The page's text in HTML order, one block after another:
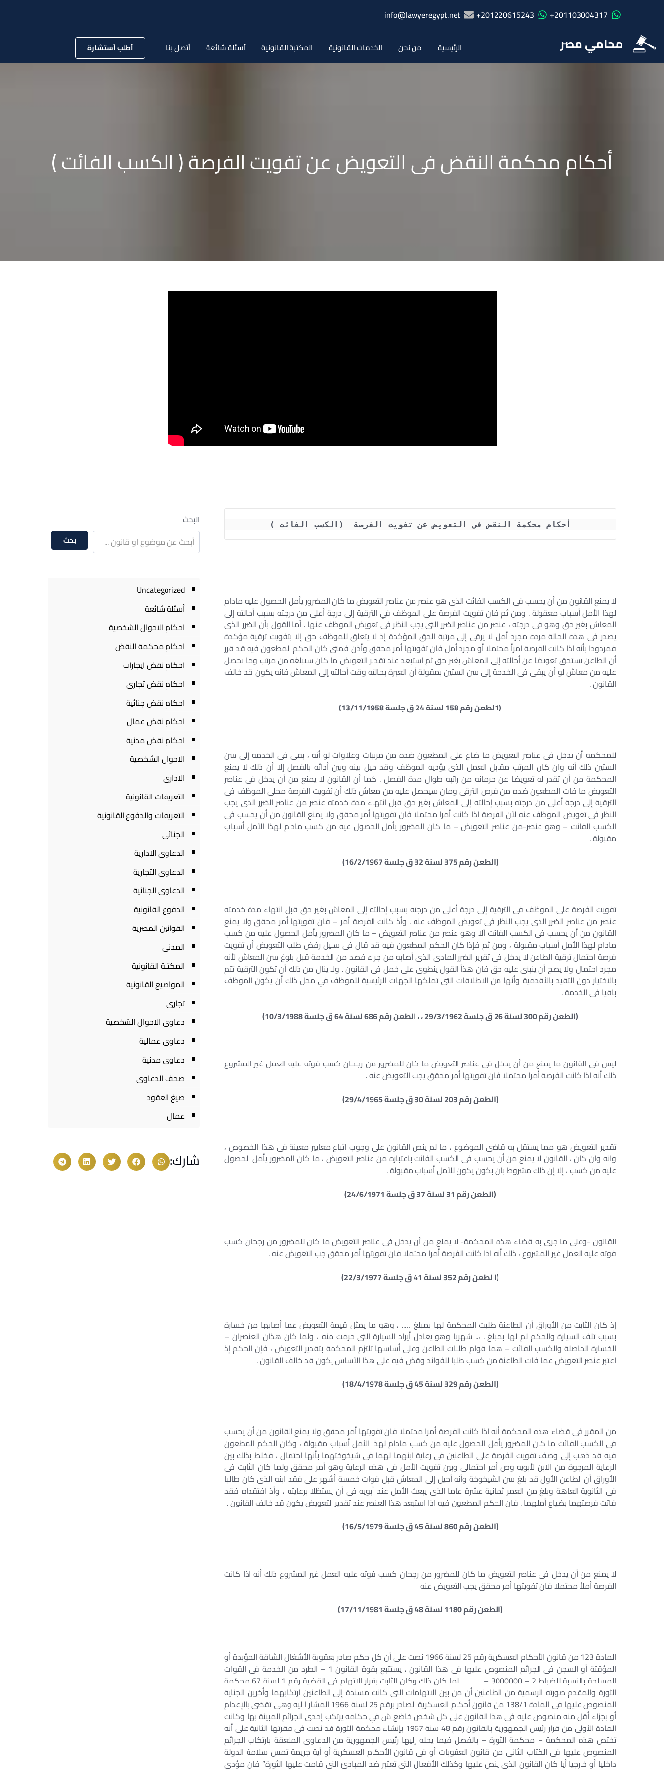
201103004317+
201220615243+
info@lawyeregypt.net
محامي مصر الرئيسية من نحن الخدمات القانونية المكتبة القانونية أسئلة شائعة أتصل بنا أطلب أستشارة
أحكام محكمة النقض فى التعويض عن تفويت الفرصة ( الكسب الفائت )
أحكام محكمة النقض فى التعويض عن تفويت الفرصة  (الكسب الفائت )
لا يمنع القانون من أن يحسب فى الكسب الفائت الذى هو عنصر من عناصر التعويض ما كان المضرور يأمل الحصول عليه مادام
لهذا الأمل أسباب معقولة . ومن ثم فان تفويت الفرصة على الموظف في الترقية إلى درجة أعلى من درجته بسبب أحالته إلى
المعاش بغير حق وهو فى درجته ، عنصر من عناصر الضرر التى يجب النظر فى تعويض الموظف عنها . أما القول بأن الضرر الذى
يصدر فى هذه الحالة مرده مجرد أمل لا يرقى إلى مرتبة الحق المؤكدة إذ لا يتعلق للموظف حق إلا بتفويت ترقية مؤكدة
فمردودا بأنه اذا كانت الفرصة امرأ محتملا أو مجرد أمل فان تفويتها أمر محقق وأذن فمتى كان الحكم المطعون فيه قد قرر
أن الطاعن يستحق تعويضا عن أحالته إلى المعاش بغير حق ثم استبعد عند تقدير التعويض ما كان سيبلغه من مرتب وما يحصل
عليه من معاش لو أن يبقى فى الخدمة إلى سن الستين بمقولة أن العبرة بحالته وقت أحالته إلى المعاش فانه يكون قد خالف
القانون .
(1لطعن رقم 158 لسنة 24 ق جلسة 13/11/1958)
للمحكمة أن تدخل فى عناصر التعويض ما ضاع على المطعون ضده من مرتبات وعلاوات لو أنه ، بقى فى الخدمة إلى سن
الستين ذلك أنه وان كان المرتب مقابل العمل الذى يؤديه الموظف وقد حيل بينه وبين أدائه بالفصل إلا أن ذلك لا يمنع
المحكمة من أن تقدر له تعويضا عن حرمانه من راتبه طوال مدة الفصل . كما أن القانون لا يمنع من أن يدخل فى عناصر
التعويض ما فات المطعون ضده من فرص الترقى ومان سيحصل عليه من معاش ذلك أن تفويت الفرصة محلى الموظف فى
الترقية إلى درجة أعلى من درجته بسبب إحالته إلى المعاش بغير حق قبل انتهاء مدة خدمته عنصر من عناصر الضرر الذى يجب
النظر فى تعويض الموظف عنه لأن الفرصة اذا كانت أمرا محتملا فان تفويتها أمر محقق ولا يمنع القانون من أن يحسب فى
الكسب الفائت – وهو عنصر-من عناصر التعويض – ما كان المضرور يأمل الحصول عيه من كسب مادام لهذا الأمل أسباب
مقبولة .
(الطعن رقم 375 لسنة 32 ق جلسة 16/2/1967)
تفويت الفرصة على الموظف فى الترقية إلى درجة أعلى من درجته بسبب إحالته إلى المعاش بغير حق قبل انتهاء مدة خدمته
عنصر من عناصر الضرر الذى يجب النظر فى تعويض الموظف عنه . وأذ كانت الفرصة أمر – فان تفويتها أمر محقق ولا يمنع
القانون من أن يحسب فى الكسب الفائت آلا وهو عنصر من عناصر التعويض – ما كان المضرور يأمل الحصول عليه من كسب
مادام لهذا الأمل أسباب مقبولة ، ومن ثم فإذا كان الحكم المطعون فيه قد قال فى سبيل رفض طلب التعويض أن تفويت
فرصة احتمال ترقية الطاعن لا يدخل فى تقرير الضرر المادى الذى أصابه من جراء فصد من الخدمة قبل بلوغ سن المعاش لأنه
مجرد احتمال ولا يصح أن ينبنى عليه حق فان هذأ القول ينطوى على خمل فى القانون . ولا ينال من ذلك أن تكون الترقية تتم
بالاختيار دون التقيد بالأقدمية وأنها من الاطلاقات التى تملكها الجهات الرئيسية للموظف في محل ذلك أن يكون الموظف
باقيا فى الخدمة .
(الطعن رقم 300 لسنة 26 ق جلسة 29/3/1962 ، ، الطعن رقم 686 لسنة 64 ق جلسة 10/3/1988)
ليس فى القانون ما يمنع من أن يدخل فى عناصر التعويض ما كان للمضرور من رجحان كسب فوته عليه العمل غير المشروع
ذلك أنه اذا كانت الفرصة أمرا محتملا فان تفويتها أمر محقق يجب التعويض عنه .
(الطعن رقم 203 لسنة 30 ق جلسة 29/4/1965)
تقدير التعويض هو مما يستقل به قاضى الموضوع ، ما لم ينص القانون على وجوب اتباع معايير معينة فى هذا الخصوص ،
وانه وان كان ، القانون لا يمنع من أن يحسب فى الكسب الفائت باعتباره من عناصر التعويض ، ما كان المضرور يأمل الحصول
عليه من كسب ، إلا إن ذلك مشروط بان بكون يكون للأمل أسباب مقبولة .
(الطعن رقم 31 لسنة 37 ق جلسة 24/6/1971)
القانون -وعلى ما جرى به قضاء هذه المحكمة- لا يمنع من أن يدخل فى عناصر التعويض ما كان للمضرور من رجحان كسب
فوته عليه العمل غير المشروع ، ذلك أنه اذا كانت الفرصة أمرا محتملا فان تفويتها أمر محقق جب التعويض عنه .
(ا لطعن رقم 352 لسنة 41 ق جلسة 22/3/1977)
إذ كان الثابت من الأوراق أن الطاعنة طلبت المحكمة لها بمبلغ ….. ، وهو ما يمثل قيمة التعويض عما أصابها من خسارة
بسبب تلف السيارة والحكم لم لها بمبلغ . ،.. شهريا وهو يعادل أيراد السيارة التى حرمت منه ، ولما كان هذان العنصران –
الخسارة الحاصلة والكسب الفائت – هما قوام طلبات الطاعن وعلى أساسها تلتزم المحكمة بتقدير التعويض ، فإن الحكم إذ
اعتبر عنصر التعويض عما فات الطاعنة من كسب طلبا للفوائد وقض فيه على هذا الأساس يكون قد خالف القانون .
(الطعن رقم 329 لسنة 45 ق جلسة 18/4/1978)
من المقرر فى قضاء هذه المحكمة أنه اذا كانت الفرصة أمرا محتملا فان تفويتها أمر محقق ولا يمنع القانون من أن يحسب
فى الكسب الفائت ما كان المضرور يأمل الحصول عليه من كسب مادام لهذا الأمل أسباب مقبولة ، وكان الحكم المطعون
فيه قد ذهب إلى وصف تفويت الفرصة على الطاعنين فى رعاية ابنهما لهما فى شيخوختهما بأنها احتمال ، فخلط بذلك بين
الرعاية المرجوة من الابن لأبويه وص أمر احتمالى وبين تفويت الأمل فى هذه الرعاية وهو أمر محقق ولما كان الثابت فى
الأوراق أن الطاعن الأول قد بلغ سن الشيخوخة وأنه أحيل إلى المعاش قبل فوات خمسة أشهر على فقد ابنه الذى كان طالبا
فى الثانوية العاهة وبلغ من العمر ثمانية عشرة عاما الذى يبعث الأمل عند أبويه فى أن يستظلا برعايته ، وأذ افتقداه فقد
فاتت فرصتهما بضياع أملهما . فان الحكم المطعون فيه اذا استبعد هذا العنصر عند تقدير التعويض يكون قد خالف القانون .
(الطعن رقم 860 لسنة 45 ق جلسة 16/5/1979)
لا يمنع من أن يدخل فى عناصر التعويض ما كان للمضرور من رجحان كسب فوته عليه العمل غير المشروع ذلك أنه اذا كانت
الفرصة أملأ محتملا فان تفويتها أمر محقق يجب التعويض عنه
(الطعن رقم 1180 لسنة 48 ق جلسة 17/11/1981)
المادة 123 من قانون الأحكام العسكرية رقم 25 لسنة 1966 نصت على أن كل حكم صادر بعقوبة الأشغال الشاقة المؤبدة أو
المؤقتة أو السجن فى الجرائم المنصوص عليها فى هذا القانون ، يستتبع بقوة القانون 1 – الطرد من الخدمة فى القوات
المسلحة بالنسبة للضباط 2 – 3000000 – .. . .. … لما كان ذلك وكان الثابت بقرار الاتهام فى القضية رقم 1 لسنة 67 محكمة
الثورة والمقدم صورته الرسمية من الطاعنين أن من بين الاتهامات التى كانت مسندة إلى الطاعنين ارتكابهما وأخرين الجناية
المنصوص عليها فى المادة 138/1 من قانون أحكام العسكرية الصادر برقم 25 لسنة 1966 المشار ا ليه وهى تقضى بالإعدام
أو بجزاء أقل منه منصوص عليه فى هذا القانون على كل شخص خاضع ش في حكامه يرتكب إحدى الجرائم المبينة بها وكانت
المادة الأولى من قرار رئيس الجمهورية بالقانون رقم 48 سنة 1967 بإنشاء محكمة الثورة قد نصت فى فقرتها الثانية على أنه
تختص هذه المحكمة – محكمة الثورة – بالفصل فيما يحله إليها رئيس الجمهورية من الدعاوى الملعقة بارتكاب الجرائم
المنصوص عليها فى الكتاب الثانى من قانون العقوبات أو فى قانون الأحكام العسكرية أو أية جريمة تمس سلامة الدولة
داخليا أو خارجيا أيا كان القانون الذى ينص عليها وكذلك الأفعال التى تعتبر ضد المبادئ التى قامت عليها الثورة” فان مؤدى
البحث
بحث
Uncategorized
أسئلة شائعة
احكام الاحوال الشخصية
احكام محكمة النقض
احكام نقض ايجارات
احكام نقض تجارى
احكام نقض جنائية
احكام نقض عمال
احكام نقض مدنية
الاحوال الشخصية
الادارى
التعريفات القانونية
التعريفات والدفوع القانونية
الجنائى
الدعاوى الادارية
الدعاوى التجارية
الدعاوى الجنائية
الدفوع القانونية
القوانين المصرية
المدنى
المكتبة القانونية
المواضيع القانونية
تجارى
دعاوى الاحوال الشخصية
دعاوى عمالية
دعاوى مدنية
صحف الدعاوى
صيغ العقود
عمال
شارك: